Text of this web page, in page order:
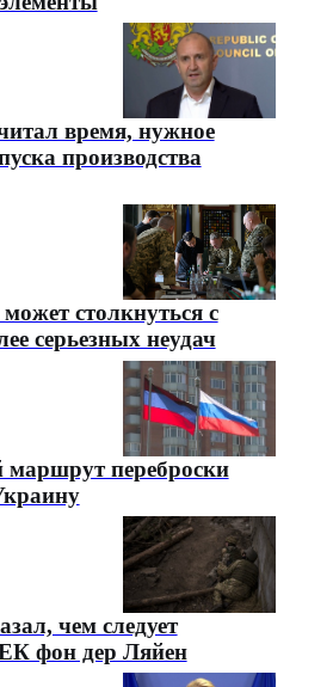
время, нужное
производства
столкнуться с
серьезных неудач
переброски
чем следует
ЕК фон дер Ляйен